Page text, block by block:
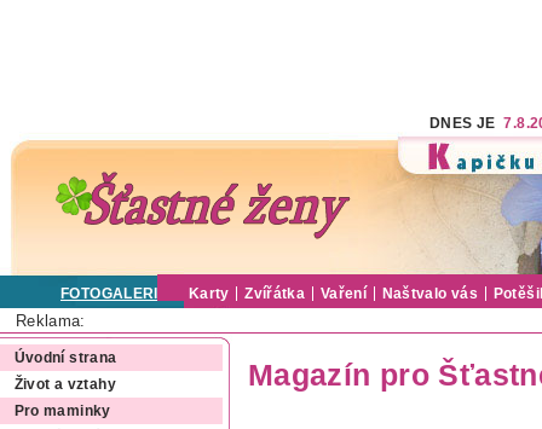
DNES JE
FOTOGALERIE Karty Zvířátka Vaření Naštvalo vás
Reklama:
Úvodní strana
Život a vztahy
Pro maminky
Magazín pro